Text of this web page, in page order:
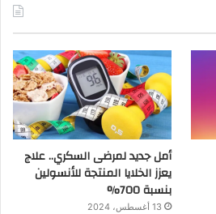
أمل جديد لمرضى السكري.. علاج
يعزز الخلايا المنتجة للأنسولين
بنسبة 700%
13 أغسطس، 2024